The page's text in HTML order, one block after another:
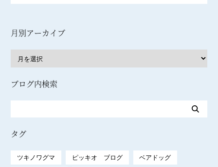
月別アーカイブ
ブログ内検索
タグ
ツキノワグマ ピッキオ ブログ ベアドッグ